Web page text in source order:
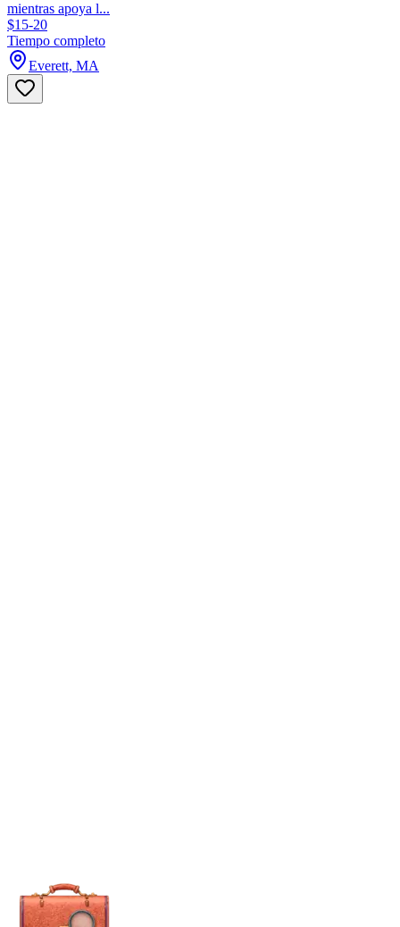
mientras apoya l...
$15-20
Tiempo completo
Everett, MA